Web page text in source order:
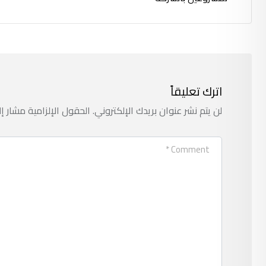
اترك تعليقاً
لن يتم نشر عنوان بريدك الإلكتروني.الحقول الإلزامية مشار